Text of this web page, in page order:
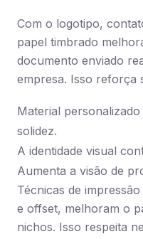
Com o logotipo,
papel timbrado
documento enviado
empresa. Isso reforça
Material
solidez.
A identidade visual
Aumenta a visão de
Técnicas de
e offset, melhoram o
nichos. Isso respeita